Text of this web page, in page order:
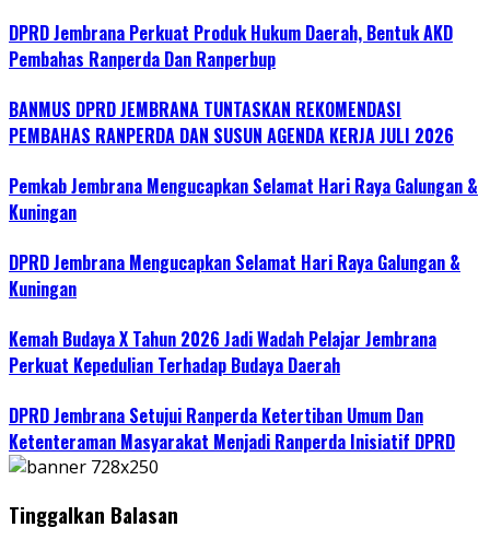
DPRD Jembrana Perkuat Produk Hukum Daerah, Bentuk AKD
Pembahas Ranperda Dan Ranperbup
BANMUS DPRD JEMBRANA TUNTASKAN REKOMENDASI
PEMBAHAS RANPERDA DAN SUSUN AGENDA KERJA JULI 2026
Pemkab Jembrana Mengucapkan Selamat Hari Raya Galungan &
Kuningan
DPRD Jembrana Mengucapkan Selamat Hari Raya Galungan &
Kuningan
Kemah Budaya X Tahun 2026 Jadi Wadah Pelajar Jembrana
Perkuat Kepedulian Terhadap Budaya Daerah
DPRD Jembrana Setujui Ranperda Ketertiban Umum Dan
Ketenteraman Masyarakat Menjadi Ranperda Inisiatif DPRD
Tinggalkan Balasan